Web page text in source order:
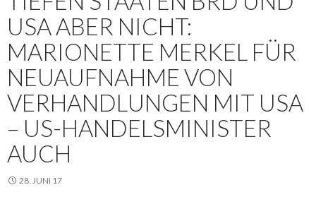
USA ABER NICHT:
MARIONETTE MERKEL FÜR
NEUAUFNAHME VON
VERHANDLUNGEN MIT USA
– US-HANDELSMINISTER
AUCH
28. JUNI 17